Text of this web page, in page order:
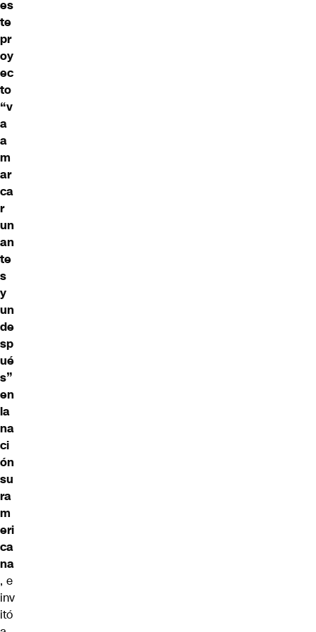
es
te
pr
oy
ec
to
“v
a
a
m
ar
ca
r
un
an
te
s
y
un
de
sp
ué
s”
en
la
na
ci
ón
su
ra
m
eri
ca
na
, e
inv
itó